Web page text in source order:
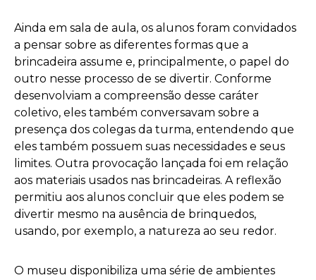
Ainda em sala de aula, os alunos foram convidados
a pensar sobre as diferentes formas que a
brincadeira assume e, principalmente, o papel do
outro nesse processo de se divertir. Conforme
desenvolviam a compreensão desse caráter
coletivo, eles também conversavam sobre a
presença dos colegas da turma, entendendo que
eles também possuem suas necessidades e seus
limites. Outra provocação lançada foi em relação
aos materiais usados nas brincadeiras. A reflexão
permitiu aos alunos concluir que eles podem se
divertir mesmo na ausência de brinquedos,
usando, por exemplo, a natureza ao seu redor.
O museu disponibiliza uma série de ambientes